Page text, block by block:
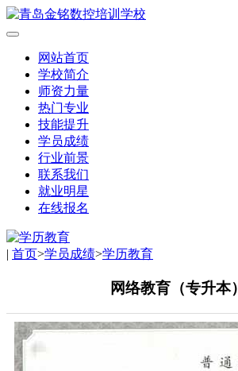
网站首页
学校简介
师资力量
热门专业
技能提升
学员成绩
行业前景
联系我们
就业明星
在线报名
| 首页>学员成绩>学历教育
网络教育（专升本）